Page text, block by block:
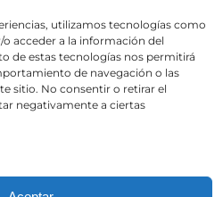
utilizamos tecnologías como
acceder a la información del
de estas tecnologías nos permitirá
de navegación o las
sitio. No consentir o retirar el
negativamente a ciertas
de BebeJou
Las Rozas